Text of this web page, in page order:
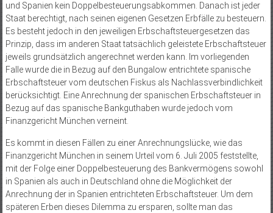
und Spanien kein Doppelbesteuerungsabkommen. Danach ist jeder
Staat berechtigt, nach seinen eigenen Gesetzen Erbfälle zu besteuern.
Es besteht jedoch in den jeweiligen Erbschaftsteuergesetzen das
Prinzip, dass im anderen Staat tatsächlich geleistete Erbschaftsteuer
jeweils grundsätzlich angerechnet werden kann. Im vorliegenden
Falle wurde die in Bezug auf den Bungalow entrichtete spanische
Erbschaftsteuer vom deutschen Fiskus als Nachlassverbindlichkeit
berücksichtigt. Eine Anrechnung der spanischen Erbschaftsteuer in
Bezug auf das spanische Bankguthaben wurde jedoch vom
Finanzgericht München verneint.
Es kommt in diesen Fällen zu einer Anrechnungslücke, wie das
Finanzgericht München in seinem Urteil vom 6. Juli 2005 feststellte,
mit der Folge einer Doppelbesteuerung des Bankvermögens sowohl
in Spanien als auch in Deutschland ohne die Möglichkeit der
Anrechnung der in Spanien entrichteten Erbschaftsteuer. Um dem
späteren Erben dieses Dilemma zu ersparen, sollte man das